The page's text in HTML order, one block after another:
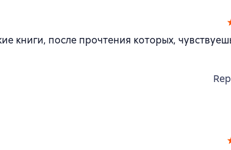
книги, после прочтения которых,